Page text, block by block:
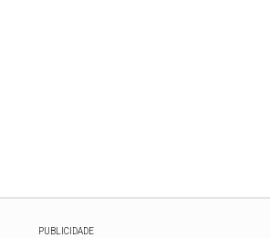
PUBLICIDADE